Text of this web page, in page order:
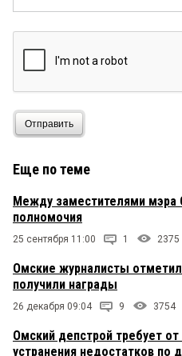
Отправить
Еще по теме
Между заместителями мэра
полномочия
25 сентября 11:00 1 2375
Омские журналисты
получили награды
26 декабря 09:04 9 3754
Омский депстрой требует
устранения недостатков по